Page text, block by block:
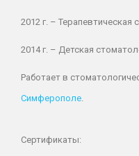
2012 г. – Терапевтическая
2014 г. – Детская
Работает в
Симферополе.
Сертификаты: